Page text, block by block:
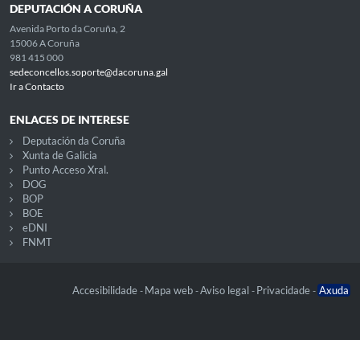
DEPUTACIÓN A CORUÑA
Avenida Porto da Coruña, 2
15006 A Coruña
981 415 000
sedeconcellos.soporte@dacoruna.gal
Ir a Contacto
ENLACES DE INTERESE
Deputación da Coruña
Xunta de Galicia
Punto Acceso Xral.
DOG
BOP
BOE
eDNI
FNMT
Accesibilidade - Mapa web -Aviso legal - Privacidade - Axuda